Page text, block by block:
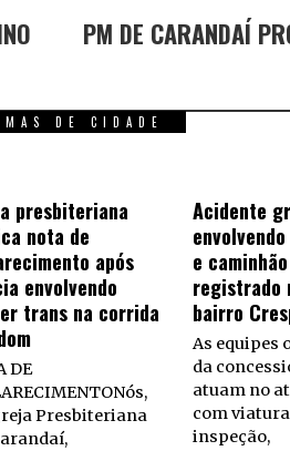
PM DE CARANDAÍ
DE CIDADE
presbiteriana
nota de
após
envolvendo
trans na corrida
DE
Presbiteriana
Acidente
e
registrado
bairro
As equipes
da
atuam no
com
inspeção,